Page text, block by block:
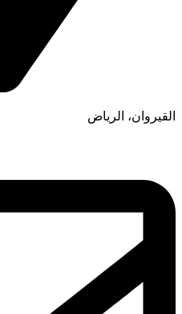
القيروان، الرياض